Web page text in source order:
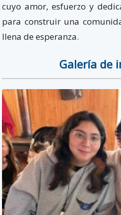
cuyo amor, esfuerzo y
para construir una
llena de esperanza.